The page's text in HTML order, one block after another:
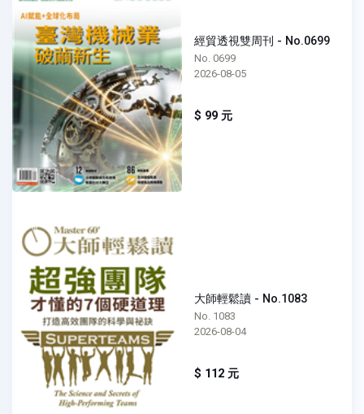
經貿透視雙周刊 - No.0699
No. 0699
2026-08-05
$ 99 元
大師輕鬆讀 - No.1083
No. 1083
2026-08-04
$ 112 元